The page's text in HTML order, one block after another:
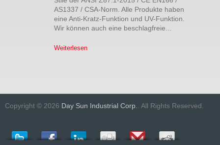
AS1337 / CSA-Norm. Alle Produkte haben
eine Anti-Kratz-Funktion und UV-Funktion.
Wir können auch eine beschlagfreie...
Weiterlesen
Copyright © 2026 Day Sun Industrial Corp. . All Rights Reserved.